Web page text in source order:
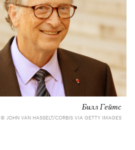
Билл Гейтс
© JOHN VAN HASSELT/CORBIS VIA GETTY IMAGES